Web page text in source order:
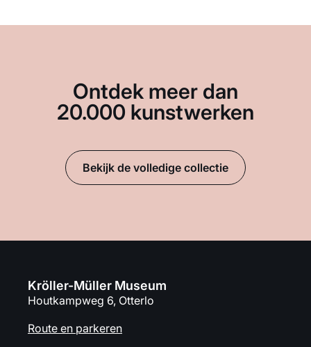
Ontdek meer dan
20.000 kunstwerken
Bekijk de volledige collectie
Kröller-Müller Museum
Houtkampweg 6, Otterlo
Route en parkeren